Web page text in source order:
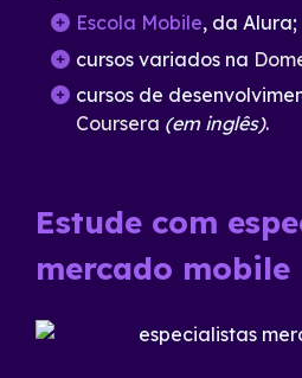
Escola Mobile, da Alura;
cursos variados na
cursos de
Coursera (em inglês).
Estude com
mercado mobile